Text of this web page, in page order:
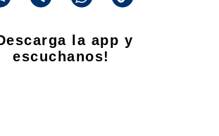
la app y
escuchanos!